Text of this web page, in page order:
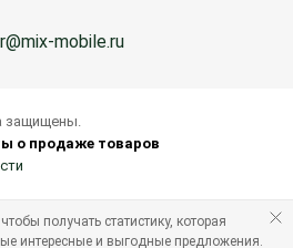
mobile.ru
защищены.
о продаже товаров
получать статистику, которая
интересные и выгодные предложения.